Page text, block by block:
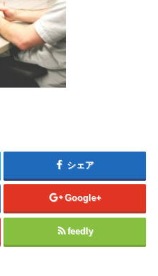
シェア
Google+
feedly